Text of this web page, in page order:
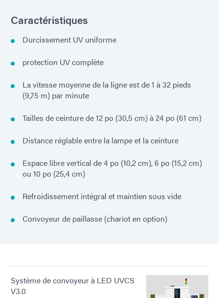
Caractéristiques
Durcissement UV uniforme
protection UV complète
La vitesse moyenne de la ligne est de 1 à 32 pieds
(9,75 m) par minute
Tailles de ceinture de 12 po (30,5 cm) à 24 po (61 cm)
Distance réglable entre la lampe et la ceinture
Espace libre vertical de 4 po (10,2 cm), 6 po (15,2 cm)
ou 10 po (25,4 cm)
Refroidissement intégral et maintien sous vide
Convoyeur de paillasse (chariot en option)
Système de convoyeur à LED UVCS
V3.0